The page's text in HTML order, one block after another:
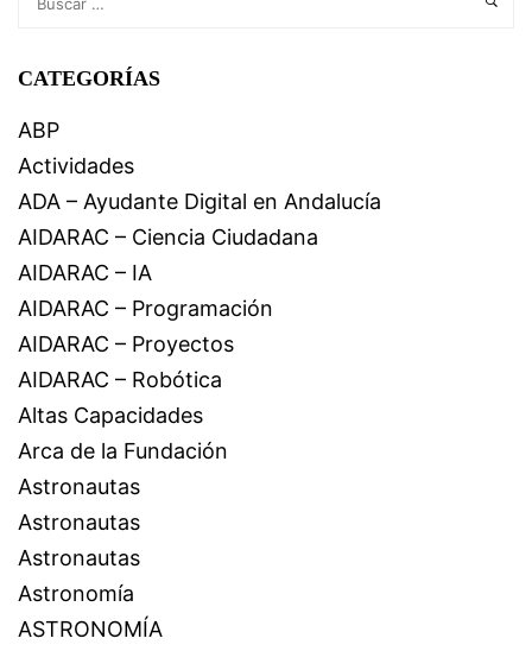
CATEGORÍAS
ABP
Actividades
ADA – Ayudante Digital en Andalucía
AIDARAC – Ciencia Ciudadana
AIDARAC – IA
AIDARAC – Programación
AIDARAC – Proyectos
AIDARAC – Robótica
Altas Capacidades
Arca de la Fundación
Astronautas
Astronautas
Astronautas
Astronomía
ASTRONOMÍA